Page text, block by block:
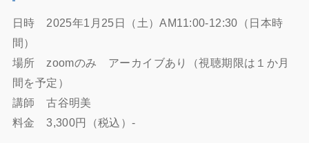
日時 2025年1月25日（土）AM11:00-12:30（日本時
間）
場所 zoomのみ アーカイブあり（視聴期限は１か月
間を予定）
講師 古谷明美
料金 3,300円（税込）-